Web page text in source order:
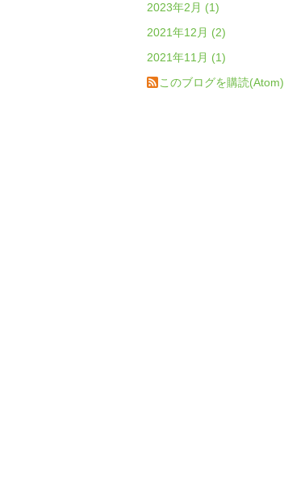
2023年2月 (1)
2021年12月 (2)
2021年11月 (1)
このブログを購読(Atom)